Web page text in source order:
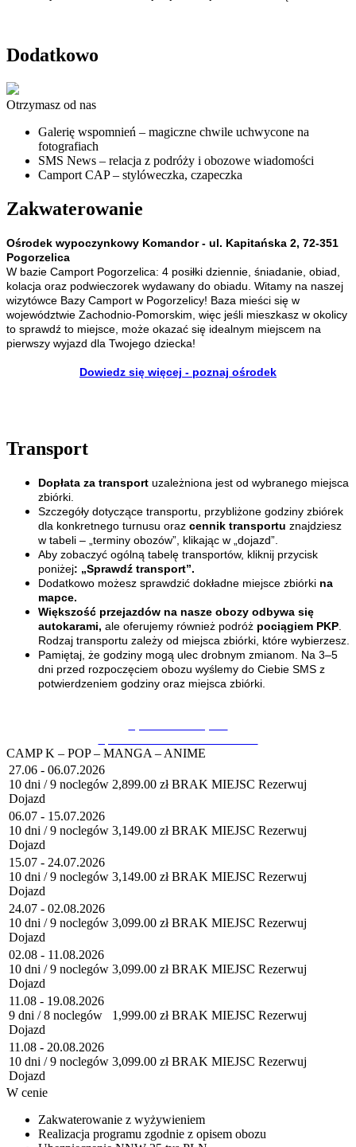
Dodatkowo
Otrzymasz od nas
Galerię wspomnień – magiczne chwile uchwycone na
fotografiach
SMS News – relacja z podróży i obozowe wiadomości
Camport CAP– stylóweczka, czapeczka
Zakwaterowanie
Ośrodek wypoczynkowy Komandor - ul. Kapitańska 2, 72-351
Pogorzelica
W bazie Camport Pogorzelica: 4 posiłki dziennie, śniadanie, obiad,
kolacja oraz podwieczorek wydawany do obiadu. Witamy na naszej
wizytówce Bazy Camport w Pogorzelicy! Baza mieści się w
województwie Zachodnio-Pomorskim, więc jeśli mieszkasz w okolicy
to sprawdź to miejsce, może okazać się idealnym miejscem na
pierwszy wyjazd dla Twojego dziecka!
Dowiedz się więcej - poznaj ośrodek
Transport
Dopłata za transport uzależniona jest od wybranego miejsca
zbiórki.
Szczegóły dotyczące transportu, przybliżone godziny zbiórek
dla konkretnego turnusu oraz cennik transportu znajdziesz
w tabeli – „terminy obozów”, klikając w „dojazd”.
Aby zobaczyć ogólną tabelę transportów, kliknij przycisk
poniżej: „Sprawdź transport”.
Dodatkowo możesz sprawdzić dokładne miejsce zbiórki na
mapce.
Większość przejazdów na nasze obozy odbywa się
autokarami, ale oferujemy również podróż pociągiem PKP
Rodzaj transportu zależy od miejsca zbiórki, które wybierzesz.
Pamiętaj, że godziny mogą ulec drobnym zmianom. Na 3–5
dni przed rozpoczęciem obozu wyślemy do Ciebie SMS z
potwierdzeniem godziny oraz miejsca zbiórki.
CAMP K – POP – MANGA – ANIME
27.06 - 06.07.2026
10 dni / 9 noclegów
Dojazd
2,899.00 zł BRAK MIEJSC Rezerwuj
06.07 - 15.07.2026
10 dni / 9 noclegów
Dojazd
3,149.00 zł BRAK MIEJSC Rezerwuj
15.07 - 24.07.2026
10 dni / 9 noclegów
Dojazd
3,149.00 zł BRAK MIEJSC Rezerwuj
24.07 - 02.08.2026
10 dni / 9 noclegów
Dojazd
3,099.00 zł BRAK MIEJSC Rezerwuj
02.08 - 11.08.2026
10 dni / 9 noclegów
Dojazd
3,099.00 zł BRAK MIEJSC Rezerwuj
11.08 - 19.08.2026
9 dni / 8 noclegów
Dojazd
1,999.00 zł BRAK MIEJSC Rezerwuj
11.08 - 20.08.2026
10 dni / 9 noclegów
Dojazd
3,099.00 zł BRAK MIEJSC Rezerwuj
W cenie
Zakwaterowanie z wyżywieniem
Realizacja programu zgodnie z opisem obozu